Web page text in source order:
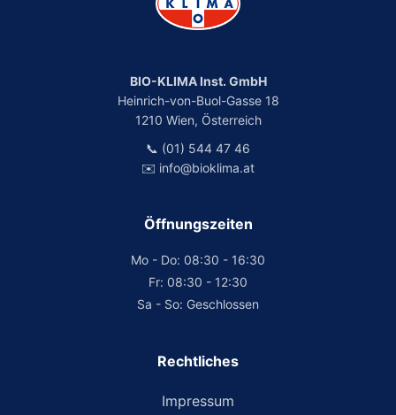
BIO-KLIMA Inst. GmbH
Heinrich-von-Buol-Gasse 18
1210 Wien, Österreich
📞 (01) 544 47 46
✉️ info@bioklima.at
Öffnungszeiten
Mo - Do: 08:30 - 16:30
Fr: 08:30 - 12:30
Sa - So: Geschlossen
Rechtliches
Impressum